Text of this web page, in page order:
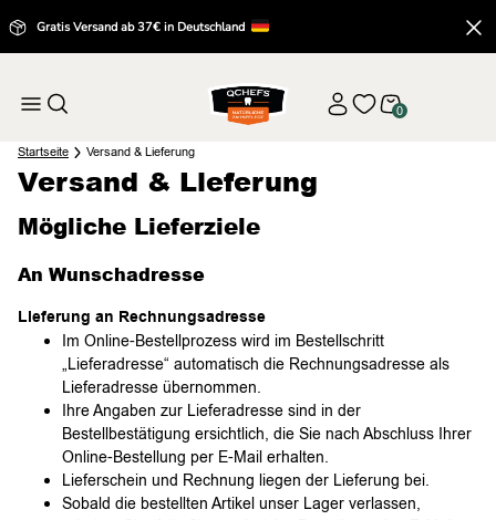
Gratis Versand ab 37€ in Deutschland
0
Startseite Versand & Lieferung
Versand & Lieferung
Mögliche Lieferziele
An Wunschadresse
Lieferung an Rechnungsadresse
Im Online-Bestellprozess wird im Bestellschritt
„Lieferadresse“ automatisch die Rechnungsadresse als
Lieferadresse übernommen.
Ihre Angaben zur Lieferadresse sind in der
Bestellbestätigung ersichtlich, die Sie nach Abschluss Ihrer
Online-Bestellung per E-Mail erhalten.
Lieferschein und Rechnung liegen der Lieferung bei.
Sobald die bestellten Artikel unser Lager verlassen,